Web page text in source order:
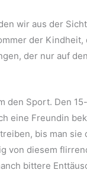
wir aus der
der
der nur auf
den Sport. Den
eine Freundin
bis man
von diesem
bittere